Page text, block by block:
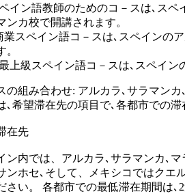
イン語教師のためのコ－スは､スペ
ンカ校で開講されます。
業スペイン語コ－スは､スペインの
。
上級スペイン語コ－スは､スペイ
の組み合わせ: アルカラ､サラマン
､希望滞在先の項目で､各都市での滞
在先
ン内では、アルカラ､サラマンカ､
ンホセ､そして、メキシコではクエ
さい。 各都市での最低滞在期間は